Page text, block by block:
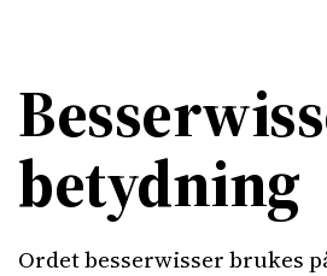
betydning
Ordet besserwisser brukes